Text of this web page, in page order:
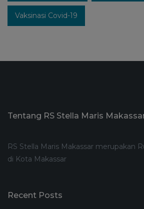
Vaksinasi Covid-19
Tentang RS Stella Maris
RS Stella Maris Makassar merupakan
di Kota Makassar
Recent Posts